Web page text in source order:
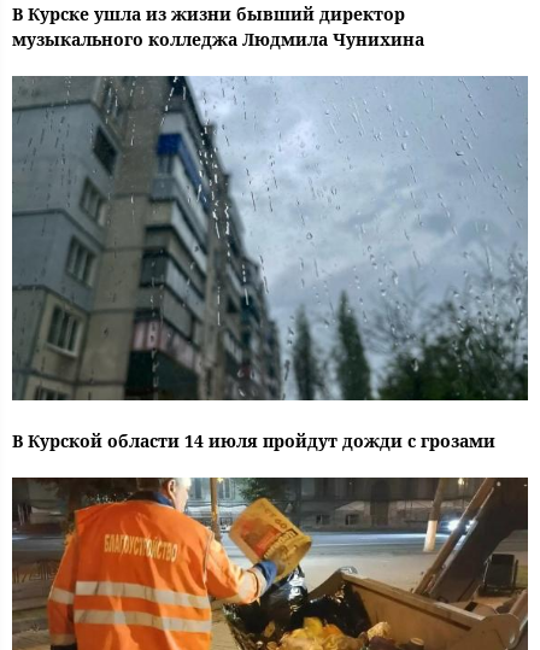
В Курске ушла из жизни бывший директор
музыкального колледжа Людмила Чунихина
В Курской области 14 июля пройдут дожди с грозами